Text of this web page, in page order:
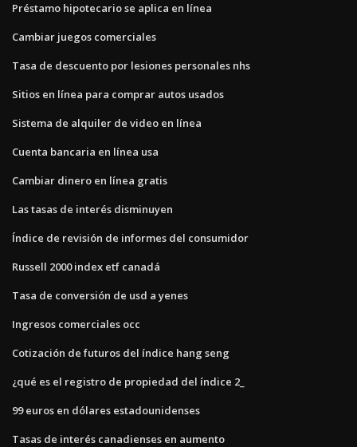
Préstamo hipotecario se aplica en línea
Cambiar juegos comerciales
Tasa de descuento por lesiones personales nhs
Sitios en línea para comprar autos usados
Sistema de alquiler de video en línea
Cuenta bancaria en línea usa
Cambiar dinero en línea gratis
Las tasas de interés disminuyen
Índice de revisión de informes del consumidor
Russell 2000 index etf canadá
Tasa de conversión de usd a yenes
Ingresos comerciales occ
Cotización de futuros del índice hang seng
¿qué es el registro de propiedad del índice 2_
99 euros en dólares estadounidenses
Tasas de interés canadienses en aumento